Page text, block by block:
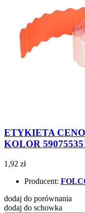
ETYKIETA
KOLOR
1,92 zł
Producent:
dodaj do porównania
dodaj do schowka